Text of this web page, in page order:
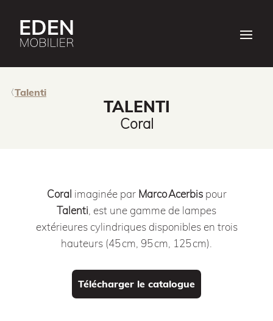
Talenti
TALENTI
Coral
Coral imaginée par Marco Acerbispour
Talenti , est une gamme de lampes
extérieures cylindriques disponibles en trois
hauteurs (45 cm, 95 cm, 125 cm).
Télécharger le catalogue